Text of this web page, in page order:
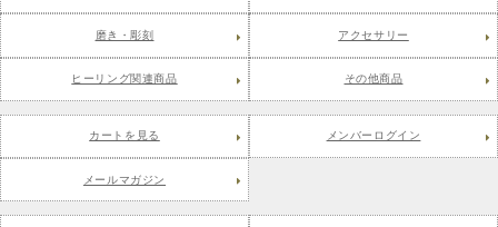
磨き・彫刻 アクセサリー
ヒーリング関連商品 その他商品
カートを見る メンバーログイン
メールマガジン